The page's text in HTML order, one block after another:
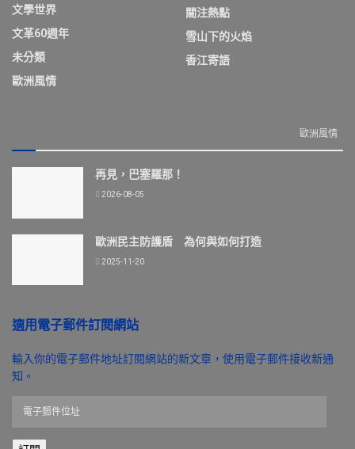
文學世界
文革60週年
未分類
歐洲風情
關注熱點
雪山下的火焰
香江寄語
歐洲風情
再見，巴塞羅那！
2026-08-05
歐洲民主防護盾 為何與如何打造
2025-11-20
適用電子郵件訂閱網站
輸入你的電子郵件地址訂閱網站的新文章，使用電子郵件接收新通
知。
郵